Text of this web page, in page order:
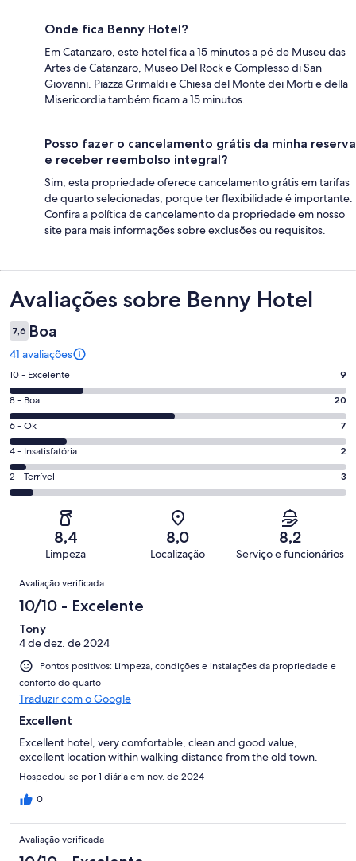
Onde fica Benny Hotel?
Em Catanzaro, este hotel fica a 15 minutos a pé de Museu das
Artes de Catanzaro, Museo Del Rock e Complesso di San
Giovanni. Piazza Grimaldi e Chiesa del Monte dei Morti e della
Misericordia também ficam a 15 minutos.
Posso fazer o cancelamento grátis da minha reserva
e receber reembolso integral?
Sim, esta propriedade oferece cancelamento grátis em tarifas
de quarto selecionadas, porque ter flexibilidade é importante.
Confira a política de cancelamento da propriedade em nosso
site para mais informações sobre exclusões ou requisitos.
Avaliações
Avaliações sobre Benny Hotel
7,6 Boa
41 avaliações
Nota
10
-
Excelente.
9
de
41
avaliações
10 - Excelente 9
Nota
8
-
Boa.
20
de
avaliações
8 - Boa 20
Nota
6
-
Ok.
7
avaliações
6 - Ok 7
Nota
4
-
4 - Insatisfatória 2
Nota
2
2 - Terrível 3
8,4
Limpeza
8,0
Localização
8,2
Serviço e funcionários
Avaliações
Avaliação verificada
10/10 - Excelente
Tony
4 de dez. de 2024
Pontos positivos: Limpeza, condições e instalações da propriedade e
conforto do quarto
Traduzir com o Google
Excellent
Excellent hotel, very comfortable, clean and good value,
excellent location within walking distance from the old town.
Hospedou-se por 1 diária em nov. de 2024
0
Avaliação verificada